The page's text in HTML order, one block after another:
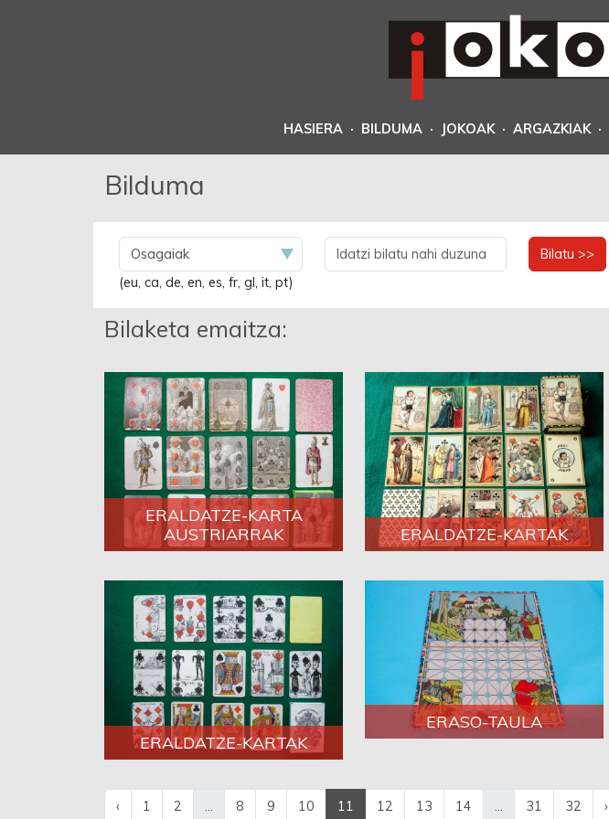
HASIERA · BILDUMA · JOKOAK · ARGAZKIAK ·
Bilduma
Bilatu >>
(eu, ca, de, en, es, fr, gl, it, pt)
Bilaketa emaitza:
ERALDATZE-KARTA
AUSTRIARRAK
ERALDATZE-KARTAK
ERALDATZE-KARTAK
ERASO-TAULA
‹ 1 2 8 9 10 11 12 13 14 31 32 ›